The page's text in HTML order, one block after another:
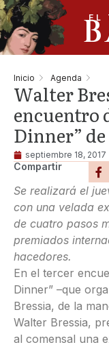
EL
Inicio Agenda
Walter
encuentro
Dinner”
septiembre 18, 2017
Compartir
Se realizará el
con una velada
de cuatro pasos
premiados
hacedores.
En el tercer
Dinner” –que
Bressia, de la
Walter Bressia,
al comensal una